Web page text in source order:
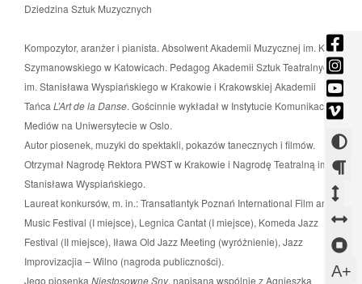
-
się
w
-
się
w
-
się
w
się
w
A+
Dziedzina Sztuk Muzycznych
Kompozytor, aranżer i pianista. Absolwent Akademii Muzycznej im. K.
Szymanowskiego w Katowicach. Pedagog Akademii Sztuk Teatralnych
im. Stanisława Wyspiańskiego w Krakowie i Krakowskiej Akademii
Tańca L’Art de la Danse. Gościnnie wykładał w Instytucie Komunikacji i
Mediów na Uniwersytecie w Oslo.
Autor piosenek, muzyki do spektakli, pokazów tanecznych i filmów.
Otrzymał Nagrodę Rektora PWST w Krakowie i Nagrodę Teatralną im.
Stanisława Wyspiańskiego.
Laureat konkursów, m. in.: Transatlantyk Poznań International Film and
Music Festival (I miejsce), Legnica Cantat (I miejsce), Komeda Jazz
Festival (II miejsce), Iława Old Jazz Meeting (wyróżnienie), Jazz
Improvizacjia – Wilno (nagroda publiczności).
Jego piosenka Niestosowne Sny, napisana wspólnie z Agnieszką